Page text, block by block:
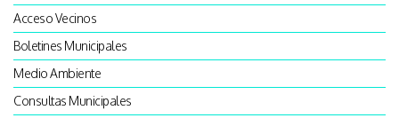
Acceso Vecinos
Boletines Municipales
Medio Ambiente
Consultas Municipales